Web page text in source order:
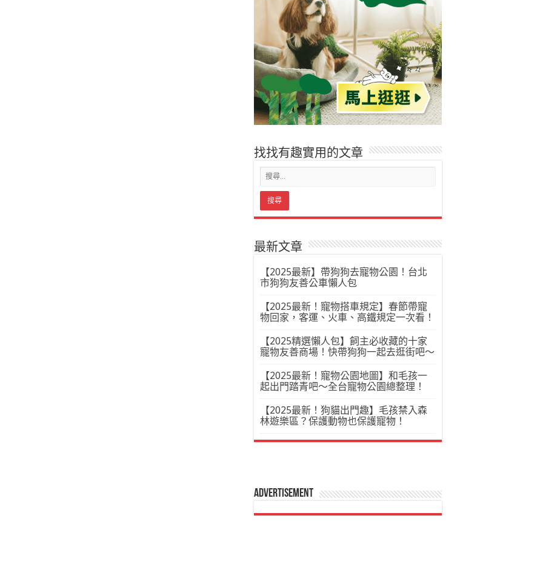
找找有趣實用的文章
最新文章
【2025最新】帶狗狗去寵物公園！台北
市狗狗友善公車懶人包
【2025最新！寵物搭車規定】春節帶寵
物回家，客運、火車、高鐵規定一次看！
【2025精選懶人包】飼主必收藏的十家
寵物友善商場！快帶狗狗一起去逛街吧～
【2025最新！寵物公園地圖】和毛孩一
起出門踏青吧～全台寵物公園總整理！
【2025最新！狗貓出門趣】毛孩禁入森
林遊樂區？保護動物也保護寵物！
Advertisement